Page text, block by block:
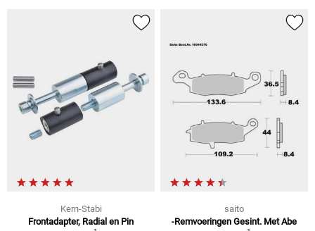
Kern-Stabi
Frontadapter, Radial en Pin
saito
-Remvoeringen Gesint. Met Abe